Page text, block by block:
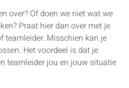
over? Of doen we niet wat we
Praat hier dan over met je
teamleider. Misschien kan je
Het voordeel is dat je
teamleider jou en jouw situatie